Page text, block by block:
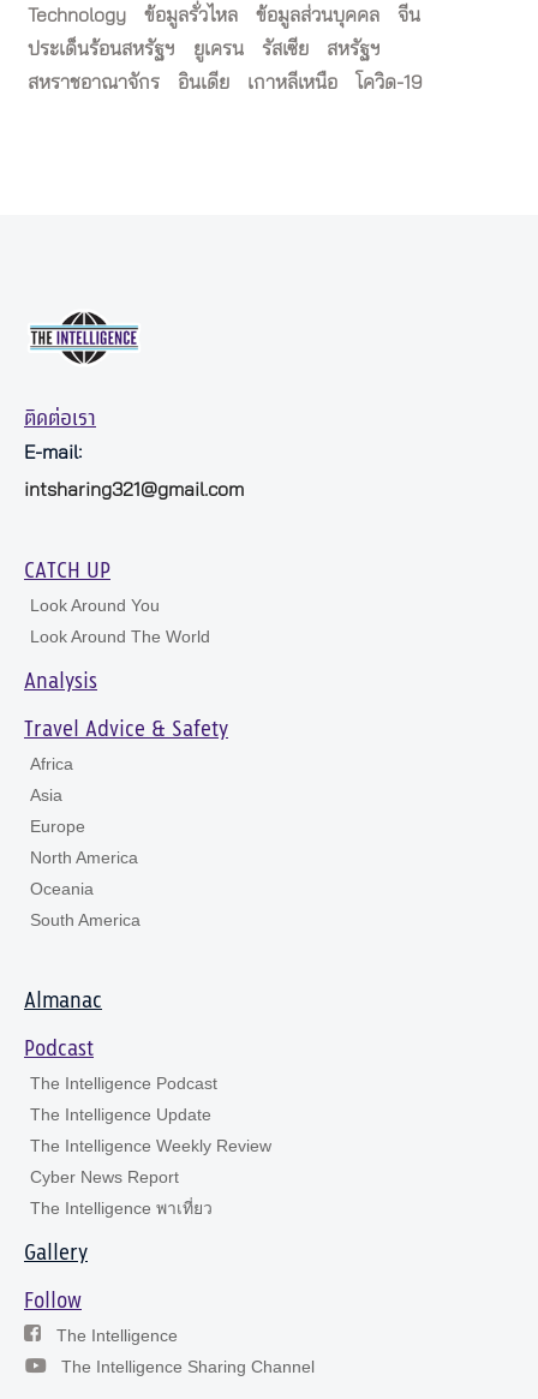
Technology
ข้อมูลรั่วไหล ข้อมูลส่วนบุคคล
จีน
ประเด็นร้อนสหรัฐฯ
ยูเครน รัสเซีย
สหรัฐฯ
สหราชอาณาจักร
อินเดีย เกาหลีเหนือ โควิด-19
ติดต่อเรา
E-mail:
intsharing321@gmail.com
CATCH UP
Look Around You
Look Around The World
Analysis
Travel Advice & Safety
Africa
Asia
Europe
North America
Oceania
South America
Almanac
Podcast
The Intelligence Podcast
The Intelligence Update
The Intelligence Weekly Review
Cyber News Report
The Intelligence พาเที่ยว
Gallery
Follow
The Intelligence
The Intelligence Sharing Channel